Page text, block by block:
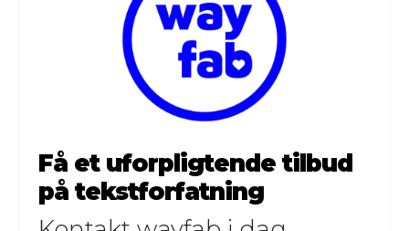
Få et uforpligtende tilbud
på tekstforfatning